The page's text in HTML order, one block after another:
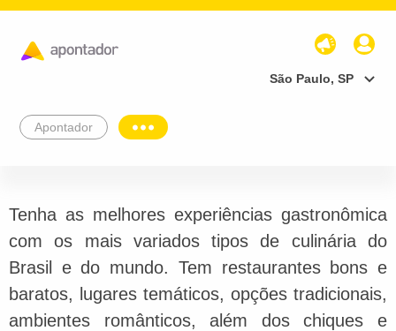
São Paulo, SP
Apontador
Tenha as melhores experiências gastronômica
com os mais variados tipos de culinária do
Brasil e do mundo. Tem restaurantes bons e
baratos, lugares temáticos, opções tradicionais,
ambientes românticos, além dos chiques e